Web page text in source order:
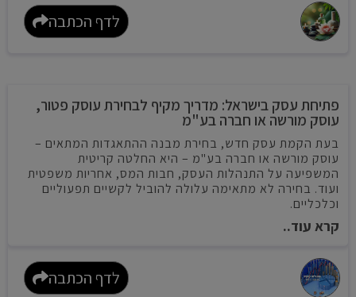
לדף הכתבה
פתיחת עסק בישראל: מדריך מקיף לבחירת עוסק פטור,
עוסק מורשה או חברה בע"מ
בעת הקמת עסק חדש, בחירת מבנה ההתאגדות המתאים –
עוסק מורשה או חברה בע"מ – היא החלטה קריטית
המשפיעה על התנהלות העסק, חבות המס, אחריות משפטית
ועוד. בחירה לא מתאימה עלולה להוביל לקשיים תפעוליים
וכלכליים.
קרא עוד..
לדף הכתבה